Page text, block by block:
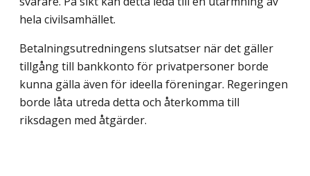
hela civilsamhället.
Betalningsutredningens slutsatser när det gäller
tillgång till bankkonto för privat­personer borde
kunna gälla även för ideella föreningar. Regeringen
borde låta utreda detta och återkomma till
riksdagen med åtgärder.